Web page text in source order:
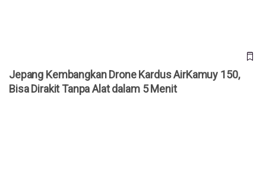
Jepang Kembangkan Drone Kardus AirKamuy 150,
Bisa Dirakit Tanpa Alat dalam 5 Menit